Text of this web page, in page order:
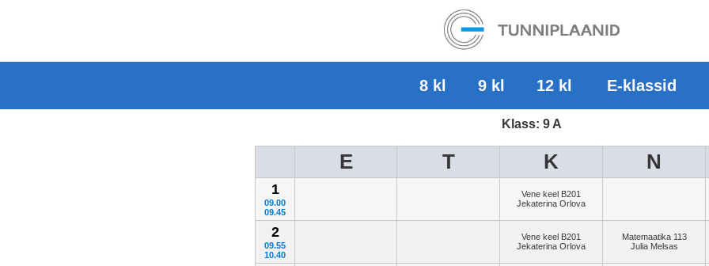
8 9 12 E-klassid
Klass: 9 A
E T K N
1
09.00
09.45
Vene keel B201
Jekaterina Orlova
2
09.55
10.40
Vene keel B201
Jekaterina Orlova
Matemaatika 113
Julia Melsas